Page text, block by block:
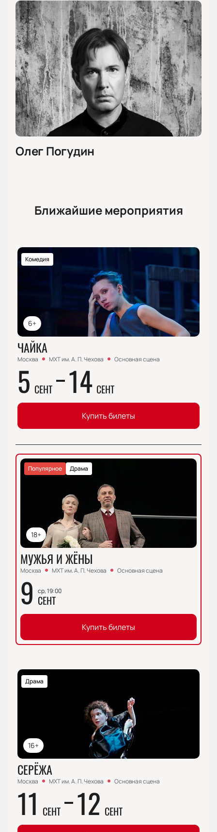
Олег Погудин
Ближайшие мероприятия
6+
Комедия
ЧАЙКА
Москва МХТ им. А. П. Чехова Основная сцена
5 СЕНТ 14 СЕНТ
Купить билеты
18+
Драма
Популярное
МУЖЬЯ И ЖЁНЫ
Москва МХТ им. А. П. Чехова Основная сцена
9 ср, 19:00
СЕНТ
Купить билеты
16+
Драма
СЕРЁЖА
Москва МХТ им. А. П. Чехова Основная сцена
11 СЕНТ 12 СЕНТ